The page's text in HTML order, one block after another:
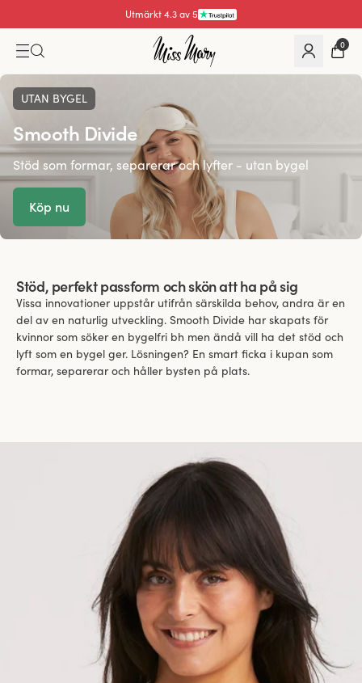
Utmärkt 4.3 av 5
0
UTAN BYGEL
Smooth Divide
Stöd som formar, separerar och lyfter - utan bygel
Köp nu
Stöd, perfekt passform och skön att ha på sig
Vissa innovationer uppstår utifrån särskilda behov, andra är en
del av en naturlig utveckling. Smooth Divide har skapats för
kvinnor som söker en bygelfri bh men ändå vill ha det stöd och
lyft som en bygel ger. Lösningen? En smart ficka i kupan som
formar, separerar och håller bysten på plats.